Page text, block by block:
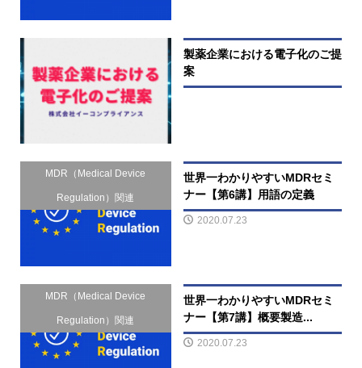
製薬企業における電子化のご提
案
MDR（Medical Device
Regulation）関連
世界一わかりやすいMDRセミ
ナー【第6講】用語の定義
2020.07.23
MDR（Medical Device
Regulation）関連
世界一わかりやすいMDRセミ
ナー【第7講】概要製造...
2020.07.23